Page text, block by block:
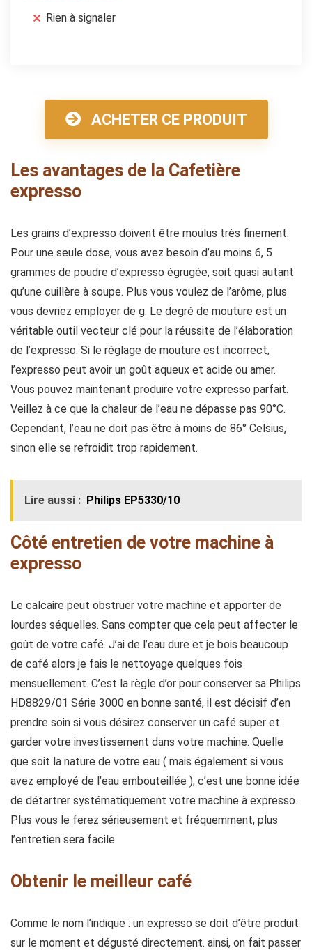
Rien à signaler
ACHETER CE PRODUIT
Les avantages de la Cafetière
expresso
Les grains d’expresso doivent être moulus très finement.
Pour une seule dose, vous avez besoin d’au moins 6, 5
grammes de poudre d’expresso égrugée, soit quasi autant
qu’une cuillère à soupe. Plus vous voulez de l’arôme, plus
vous devriez employer de g. Le degré de mouture est un
véritable outil vecteur clé pour la réussite de l’élaboration
de l’expresso. Si le réglage de mouture est incorrect,
l’expresso peut avoir un goût aqueux et acide ou amer.
Vous pouvez maintenant produire votre expresso parfait.
Veillez à ce que la chaleur de l’eau ne dépasse pas 90°C.
Cependant, l’eau ne doit pas être à moins de 86° Celsius,
sinon elle se refroidit trop rapidement.
Lire aussi : Philips EP5330/10
Côté entretien de votre machine à
expresso
Le calcaire peut obstruer votre machine et apporter de
lourdes séquelles. Sans compter que cela peut affecter le
goût de votre café. J’ai de l’eau dure et je bois beaucoup
de café alors je fais le nettoyage quelques fois
mensuellement. C’est la règle d’or pour conserver sa Philips
HD8829/01 Série 3000 en bonne santé, il est décisif d’en
prendre soin si vous désirez conserver un café super et
garder votre investissement dans votre machine. Quelle
que soit la nature de votre eau ( mais également si vous
avez employé de l’eau embouteillée ), c’est une bonne idée
de détartrer systématiquement votre machine à expresso.
Plus vous le ferez sérieusement et fréquemment, plus
l’entretien sera facile.
Obtenir le meilleur café
Comme le nom l’indique : un expresso se doit d’être produit
sur le moment et dégusté directement. ainsi, on fait passer